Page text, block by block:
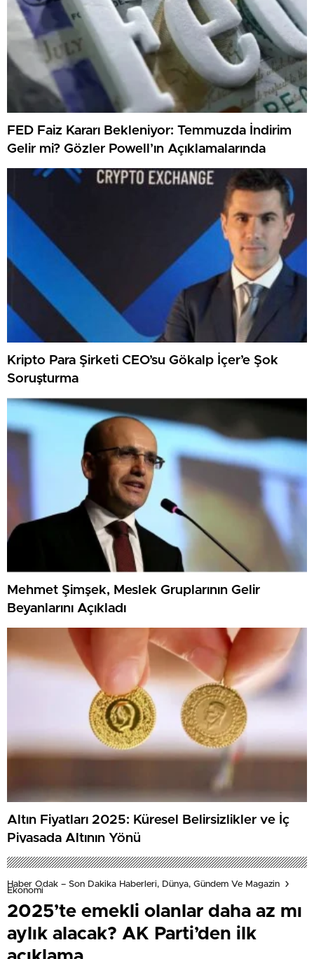
FED Faiz Kararı Bekleniyor: Temmuzda İndirim
Gelir mi? Gözler Powell’ın Açıklamalarında
Kripto Para Şirketi CEO’su Gökalp İçer’e Şok
Soruşturma
Mehmet Şimşek, Meslek Gruplarının Gelir
Beyanlarını Açıkladı
Altın Fiyatları 2025: Küresel Belirsizlikler ve İç
Piyasada Altının Yönü
Haber Odak – Son Dakika Haberleri, Dünya, Gündem Ve Magazin
Ekonomi
2025’te emekli olanlar daha az mı
aylık alacak? AK Parti’den ilk